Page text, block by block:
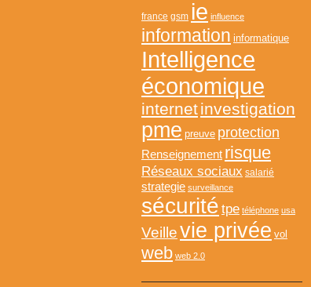
france gsm ie influence
information informatique
Intelligence
économique
internetinvestigation
pme preuve protection
Renseignement risque
Réseaux sociaux salarié
strategie surveillance
sécurité tpe téléphone usa
Veillevie privée vol
web web 2.0